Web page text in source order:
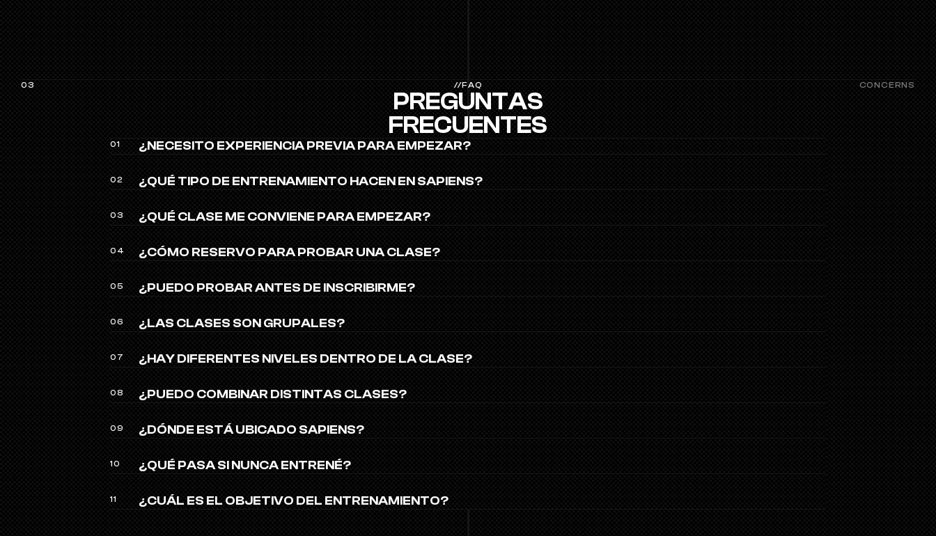
03 //FAQ CONCERNS
PREGUNTAS
FRECUENTES
01 ¿NECESITO EXPERIENCIA PREVIA PARA EMPEZAR?
02 ¿QUÉ TIPO DE ENTRENAMIENTO HACEN EN SAPIENS?
03 ¿QUÉ CLASE ME CONVIENE PARA EMPEZAR?
04 ¿CÓMO RESERVO PARA PROBAR UNA CLASE?
05 ¿PUEDO PROBAR ANTES DE INSCRIBIRME?
06 ¿LAS CLASES SON GRUPALES?
07 ¿HAY DIFERENTES NIVELES DENTRO DE LA CLASE?
08 ¿PUEDO COMBINAR DISTINTAS CLASES?
09 ¿DÓNDE ESTÁ UBICADO SAPIENS?
10 ¿QUÉ PASA SI NUNCA ENTRENÉ?
11 ¿CUÁL ES EL OBJETIVO DEL ENTRENAMIENTO?